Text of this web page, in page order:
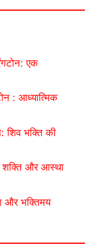
एक
: आध्यात्मिक
शिव भक्ति की
शक्ति और आस्था
और भक्तिमय